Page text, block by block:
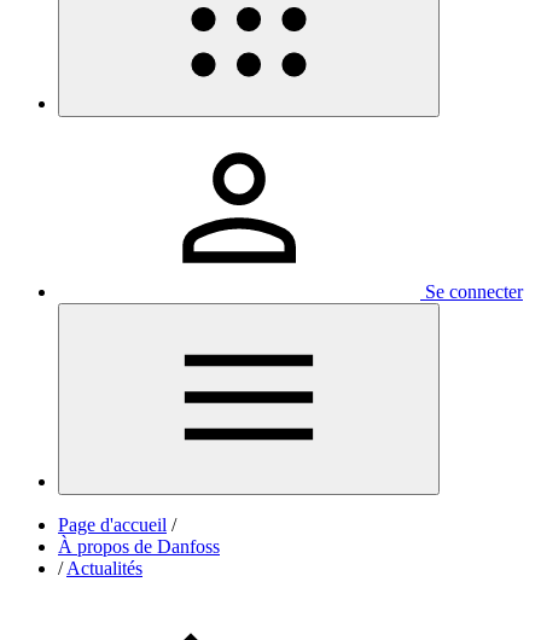
Se connecter
Page d'accueil /
À propos de Danfoss
/ Actualités